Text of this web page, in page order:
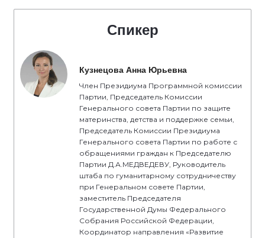
Спикер
Кузнецова Анна Юрьевна
Член Президиума Программной комиссии
Партии, Председатель Комиссии
Генерального совета Партии по защите
материнства, детства и поддержке семьи,
Председатель Комиссии Президиума
Генерального совета Партии по работе с
обращениями граждан к Председателю
Партии Д.А.МЕДВЕДЕВУ, Руководитель
штаба по гуманитарному сотрудничеству
при Генеральном совете Партии,
заместитель Председателя
Государственной Думы Федерального
Собрания Российской Федерации,
Координатор направления «Развитие